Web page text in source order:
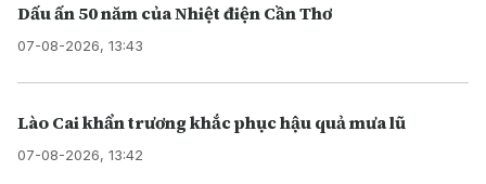
Dấu ấn 50 năm của Nhiệt điện Cần Thơ
07-08-2026, 13:43
Lào Cai khẩn trương khắc phục hậu quả mưa lũ
07-08-2026, 13:42